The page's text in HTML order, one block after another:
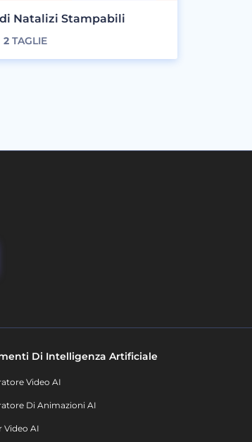
Natalizi Stampabili
2TAGLIE
Di Intelligenza Artificiale
Video AI
Di Animazioni AI
Video AI